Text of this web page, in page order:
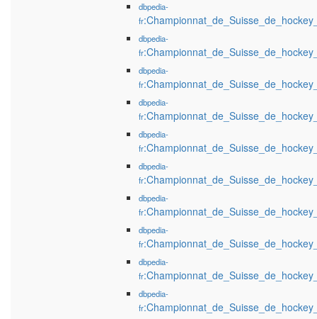
dbpedia-
fr
dbpedia-
fr
dbpedia-
fr
dbpedia-
fr
dbpedia-
fr
dbpedia-
fr
dbpedia-
fr
dbpedia-
fr
dbpedia-
fr
dbpedia-
fr